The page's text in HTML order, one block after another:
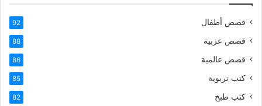
قصص أطفال 92
قصص عربية 88
قصص عالمية 86
كتب تربوية 85
كتب طبخ 82